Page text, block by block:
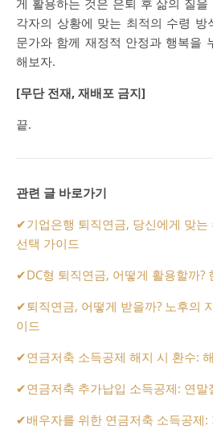
게 활용하는 것은 은퇴 후 삶의 질
각자의 상황에 맞는 최적의 수령 방
문가와 함께 재정적 안정과 행복을
해보자.
[무단 전재, 재배포 금지]
끝.
관련 글 바로가기
✔기업은행 퇴직연금, 당신에게 맞는
선택 가이드
✔DC형 퇴직연금, 어떻게 활용할까?
✔퇴직연금, 어떻게 받을까? 노후의
이드
✔연금저축 소득공제 해지 시 환수:
✔연금저축 추가납입 소득공제: 연
✔배우자를 위한 연금저축 소득공제